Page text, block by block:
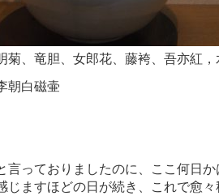
竜胆、女郎花、藤袴、吾亦紅，
白磁壷
言っておりましたのに、ここ何日か
じますほどの日が続き、これで愈